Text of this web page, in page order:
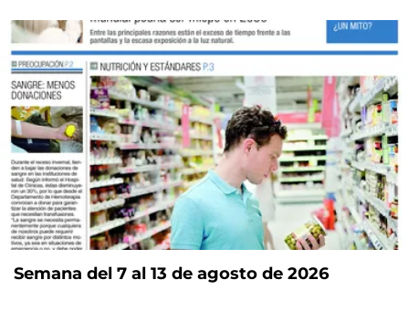
Semana del 7 al 13 de agosto de 2026